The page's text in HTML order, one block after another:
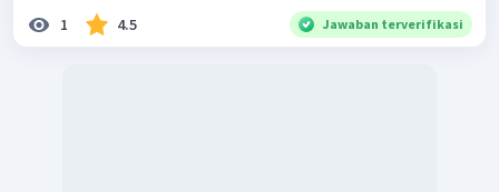
1 4.5 Jawaban terverifikasi